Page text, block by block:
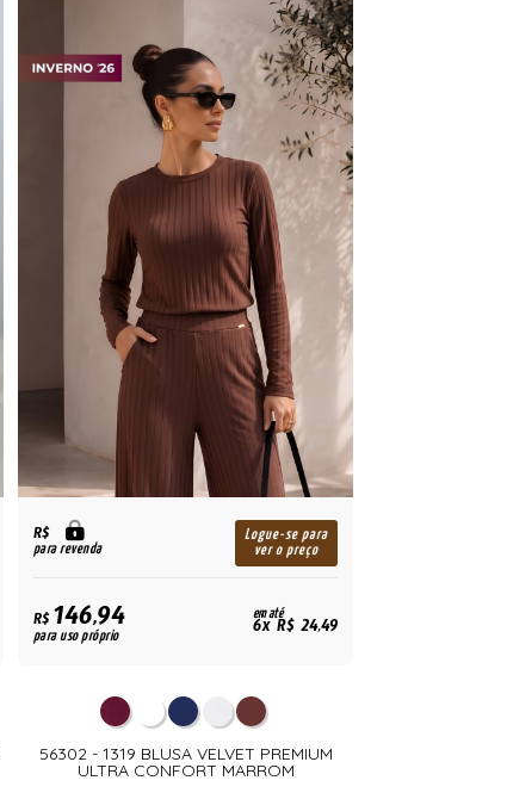
R$
para revenda
Logue-se para
ver o preço
R$146,94
para uso próprio
em até
6x R$ 24,49
56302 - 1319 BLUSA VELVET PREMIUM
ULTRA CONFORT MARROM